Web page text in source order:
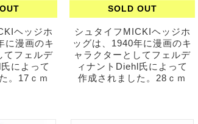
ヘッジホ
に漫画のキ
てフェルデ
によって
。17ｃｍ
SOLD OUT
シュタイフMICKIヘッジホ
ッグは、1940年に漫画のキ
ャラクターとしてフェルデ
ィナントDiehl氏によって
作成されました。28ｃｍ